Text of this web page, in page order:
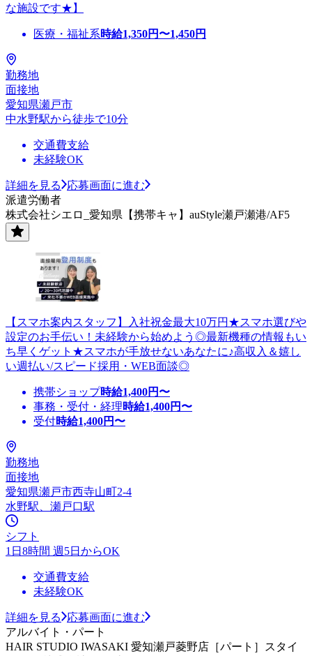
な施設です★】
医療・福祉系時給1,350円〜1,450円
勤務地
面接地
愛知県瀬戸市
中水野駅から徒歩で10分
交通費支給
未経験OK
詳細を見る
応募画面に進む
派遣労働者
株式会社シエロ_愛知県【携帯キャ】auStyle瀬戸瀬港/AF5
【スマホ案内スタッフ】入社祝金最大10万円★スマホ選びや
設定のお手伝い！未経験から始めよう◎最新機種の情報もい
ち早くゲット★スマホが手放せないあなたに♪高収入＆嬉し
い週払い/スピード採用・WEB面談◎
携帯ショップ時給1,400円〜
事務・受付・経理時給1,400円〜
受付時給1,400円〜
勤務地
面接地
愛知県瀬戸市西寺山町2-4
水野駅、瀬戸口駅
シフト
1日8時間 週5日からOK
交通費支給
未経験OK
詳細を見る
応募画面に進む
アルバイト・パート
HAIR STUDIO IWASAKI 愛知瀬戸菱野店［パート］スタイ